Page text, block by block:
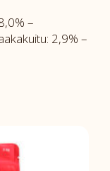
–
2,9% –